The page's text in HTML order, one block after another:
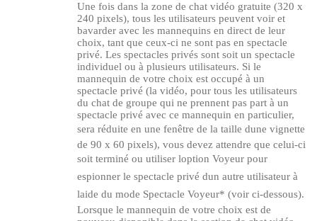
Une fois dans la zone de chat vidéo gratuite (320 x
240 pixels), tous les utilisateurs peuvent voir et
bavarder avec les mannequins en direct de leur
choix, tant que ceux-ci ne sont pas en spectacle
privé. Les spectacles privés sont soit un spectacle
individuel ou à plusieurs utilisateurs. Si le
mannequin de votre choix est occupé à un
spectacle privé (la vidéo, pour tous les utilisateurs
du chat de groupe qui ne prennent pas part à un
spectacle privé avec ce mannequin en particulier,
sera réduite en une fenêtre de la taille dune vignette
de 90 x 60 pixels), vous devez attendre que celui-ci
soit terminé ou utiliser loption Voyeur pour
espionner le spectacle privé dun autre utilisateur à
laide du mode Spectacle Voyeur* (voir ci-dessous).
Lorsque le mannequin de votre choix est de